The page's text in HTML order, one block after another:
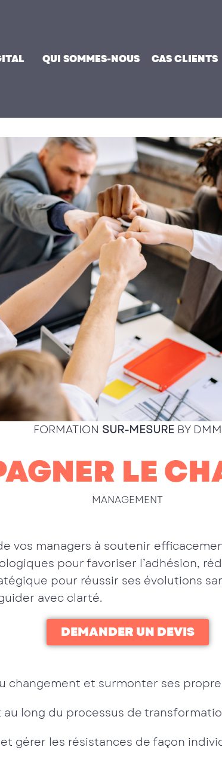
QUI SOMMES-NOUS CAS CLIENTS
FORMATION SUR-MESURE BY DMM
LE
MANAGEMENT
vos managers à soutenir
pour favoriser l’adhésion,
pour réussir ses évolutions
avec clarté.
DEMANDER UN DEVIS
changement et surmonter ses
long du processus de
gérer les résistances de façon